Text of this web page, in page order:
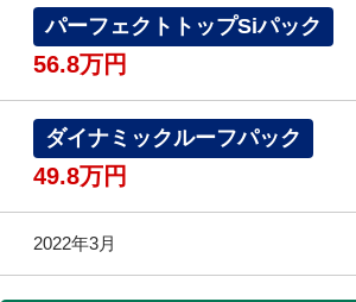
パーフェクトトップSiパック
56.8万円
ダイナミックルーフパック
49.8万円
2022年3月